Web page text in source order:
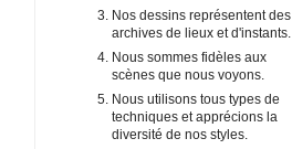
Nos dessins représentent des
archives de lieux et d'instants.
Nous sommes fidèles aux
scènes que nous voyons.
Nous utilisons tous types de
techniques et apprécions la
diversité de nos styles.